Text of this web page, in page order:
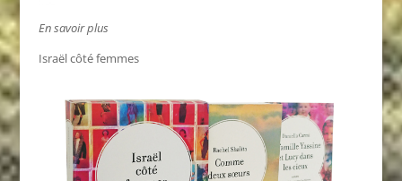
En savoir plus
Israël côté femmes